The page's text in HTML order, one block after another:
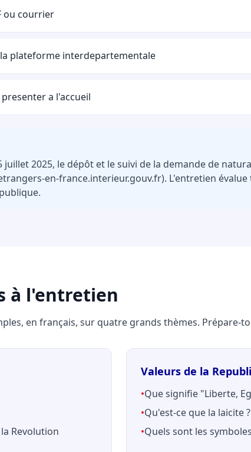
ou courrier
plateforme interdepartementale
a l'accueil
juillet 2025, le dépôt et le suivi de la demande de
en-france.interieur.gouv.fr). L'entretien évalue
à l'entretien
en français, sur quatre grands thèmes. Prépare-
Revolution
Valeurs de la
•Que signifie "Liberte,
•Qu'est-ce que la laicite ?
•Quels sont les